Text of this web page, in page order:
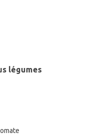
légumes